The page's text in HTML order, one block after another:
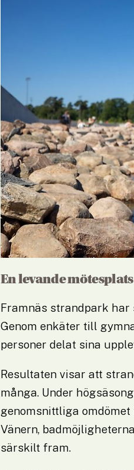
En levande
Framnäs strandpark
Genom enkäter till
personer delat sina
Resultaten visar att
många. Under
genomsnittliga
Vänern,
särskilt fram.